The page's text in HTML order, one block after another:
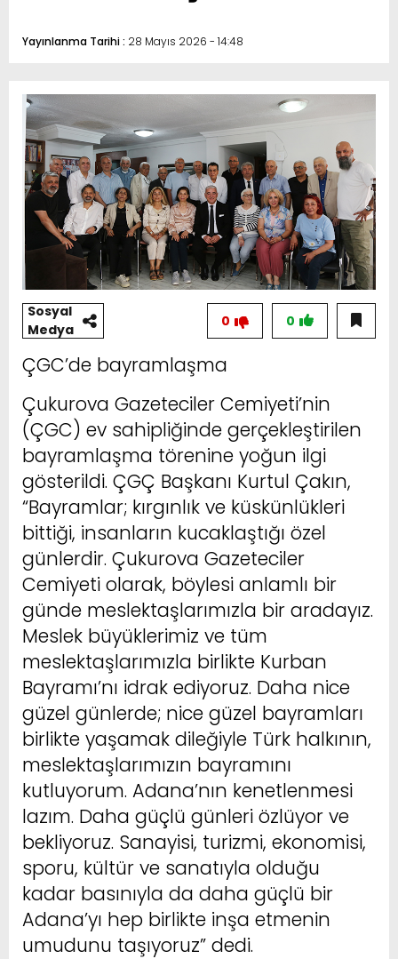
Yayınlanma Tarihi : 28 Mayıs 2026 - 14:48
Sosyal
Medya
0
0
ÇGC’de bayramlaşma
Çukurova Gazeteciler Cemiyeti’nin
(ÇGC) ev sahipliğinde gerçekleştirilen
bayramlaşma törenine yoğun ilgi
gösterildi. ÇGÇ Başkanı Kurtul Çakın,
“Bayramlar; kırgınlık ve küskünlükleri
bittiği, insanların kucaklaştığı özel
günlerdir. Çukurova Gazeteciler
Cemiyeti olarak, böylesi anlamlı bir
günde meslektaşlarımızla bir aradayız.
Meslek büyüklerimiz ve tüm
meslektaşlarımızla birlikte Kurban
Bayramı’nı idrak ediyoruz. Daha nice
güzel günlerde; nice güzel bayramları
birlikte yaşamak dileğiyle Türk halkının,
meslektaşlarımızın bayramını
kutluyorum. Adana’nın kenetlenmesi
lazım. Daha güçlü günleri özlüyor ve
bekliyoruz. Sanayisi, turizmi, ekonomisi,
sporu, kültür ve sanatıyla olduğu
kadar basınıyla da daha güçlü bir
Adana’yı hep birlikte inşa etmenin
umudunu taşıyoruz” dedi.